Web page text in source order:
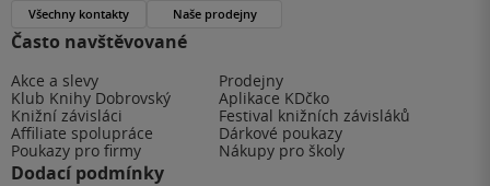
Často navštěvované
Akce a slevy
Prodejny
Klub Knihy Dobrovský
Aplikace KDčko
Knižní závisláci
Festival knižních závisláků
Affiliate spolupráce
Dárkové poukazy
Poukazy pro firmy
Nákupy pro školy
Dodací podmínky
Všechny kontakty Naše prodejny